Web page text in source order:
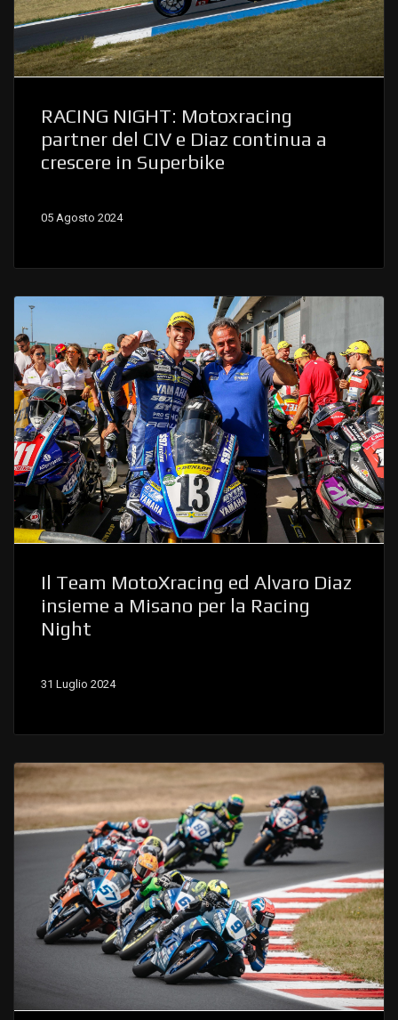
RACING NIGHT: Motoxracing
partner del CIV e Diaz continua a
crescere in Superbike
05 Agosto 2024
Il Team MotoXracing ed Alvaro Diaz
insieme a Misano per la Racing
Night
31 Luglio 2024